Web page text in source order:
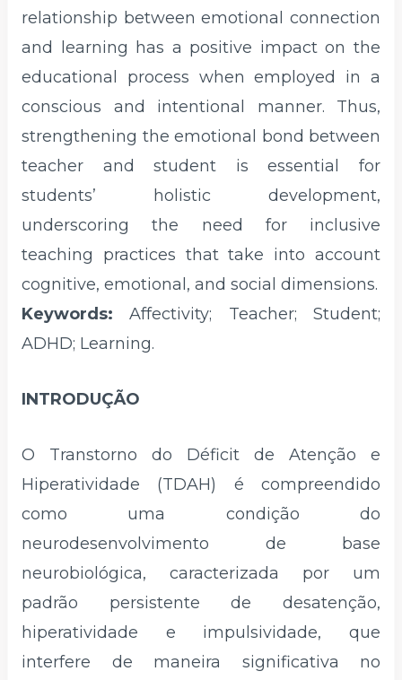
relationship between emotional connection
and learning has a positive impact on the
educational process when employed in a
conscious and intentional manner. Thus,
strengthening the emotional bond between
teacher and student is essential for
students’ holistic development,
underscoring the need for inclusive
teaching practices that take into account
cognitive, emotional, and social dimensions.
Keywords:Affectivity; Teacher; Student;
ADHD; Learning.
INTRODUÇÃO
O Transtorno do Déficit de Atenção e
Hiperatividade (TDAH) é compreendido
como uma condição do
neurodesenvolvimento de base
neurobiológica, caracterizada por um
padrão persistente de desatenção,
hiperatividade e impulsividade, que
interfere de maneira significativa no